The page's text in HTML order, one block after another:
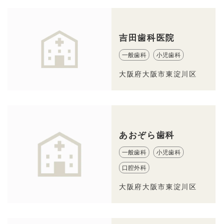
吉田歯科医院
一般歯科 小児歯科
大阪府大阪市東淀川区
あおぞら歯科
一般歯科 小児歯科
口腔外科
大阪府大阪市東淀川区